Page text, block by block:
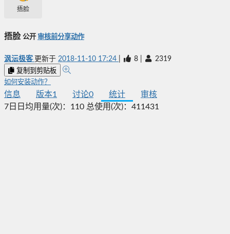
捂脸
捂脸 公开 审核前分享动作
沨沄极客 更新于 2018-11-10 17:24 8 2319
复制到剪贴板
如何安装动作？
信息 版本1 讨论0 统计
审核
7日日均用量(次)： 110 总使用(次)： 411431